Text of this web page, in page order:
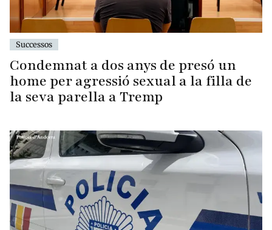
Successos
Condemnat a dos anys de presó un
home per agressió sexual a la filla de
la seva parella a Tremp